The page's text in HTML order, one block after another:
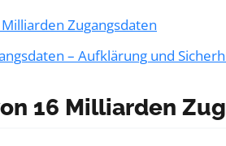
Zugangsdaten
– Aufklärung und
16 Milliarden